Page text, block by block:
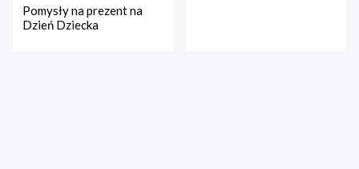
Pomysły na prezent na
Dzień Dziecka